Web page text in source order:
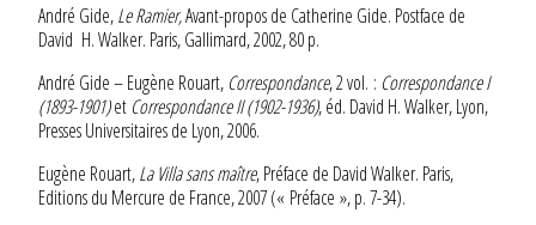
André Gide,Le Ramier,Avant-propos de Catherine Gide. Postface de
David H. Walker. Paris, Gallimard, 2002, 80 p.
André Gide – Eugène Rouart,Correspondance, 2 vol. : Correspondance I
(1893-1901)et Correspondance II (1902-1936), éd. David H. Walker, Lyon,
Presses Universitaires de Lyon, 2006.
Eugène Rouart,La Villa sans maître, Préface de David Walker. Paris,
Editions du Mercure de France, 2007 (« Préface », p. 7-34).